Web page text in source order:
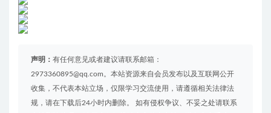
声明： 有任何意见或者建议请联系邮箱：
2973360895@qq.com。本站资源来自会员发布以及互联网公开
收集，不代表本站立场，仅限学习交流使用，请遵循相关法律法
规，请在下载后24小时内删除。 如有侵权争议、不妥之处请联系